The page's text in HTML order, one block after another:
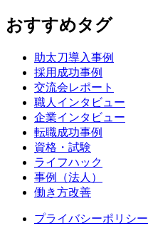
おすすめタグ
助太刀導入事例
採用成功事例
交流会レポート
職人インタビュー
企業インタビュー
転職成功事例
資格・試験
ライフハック
事例（法人）
働き方改善
プライバシーポリシー